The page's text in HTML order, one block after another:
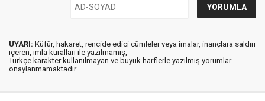
UYARI: Küfür, hakaret, rencide edici cümleler veya imalar, inançlara saldırı
içeren, imla kuralları ile yazılmamış,
Türkçe karakter kullanılmayan ve büyük harflerle yazılmış yorumlar
onaylanmamaktadır.